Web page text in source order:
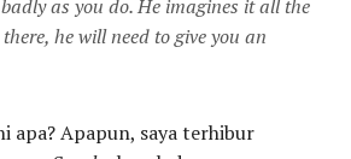
as you do. He imagines it all the
he will need to give you an
apa? Apapun, saya terhibur